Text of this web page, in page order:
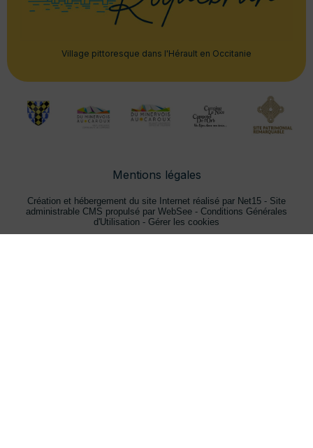
Village pittoresque dans l'Hérault en Occitanie
Mentions légales
Création et hébergement du site Internet réalisé par Net15 - Site
administrable CMS propulsé par WebSee - Conditions Générales
d'Utilisation - Gérer les cookies